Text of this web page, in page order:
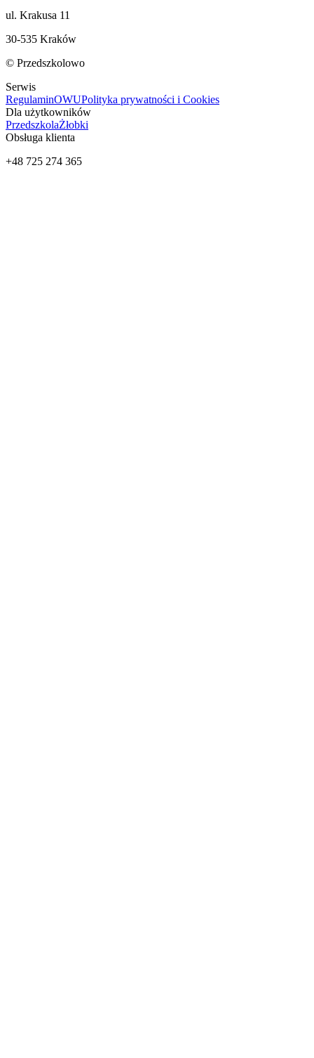
ul. Krakusa 11
30-535 Kraków
© Przedszkolowo
Serwis
RegulaminOWUPolityka prywatności i Cookies
Dla użytkowników
PrzedszkolaŻłobki
Obsługa klienta
+48 725 274 365